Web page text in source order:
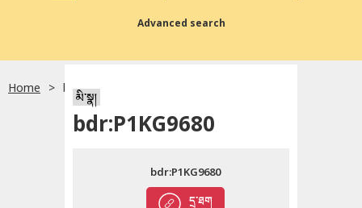
English
Advanced search
Home bdr:P1KG9680
མི་སྣ།
bdr:P1KG9680
དྲ་ཐག
bdr:P1KG9680